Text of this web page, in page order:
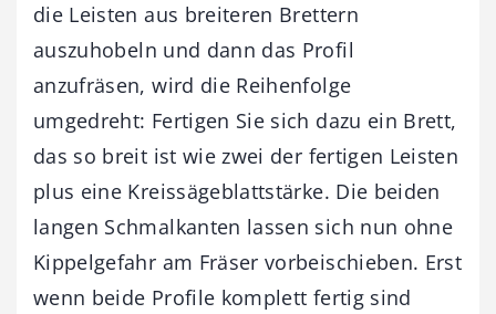
die Leisten aus breiteren Brettern
auszuhobeln und dann das Profil
anzufräsen, wird die Reihenfolge
umgedreht: Fertigen Sie sich dazu ein Brett,
das so breit ist wie zwei der fertigen Leisten
plus eine Kreissägeblattstärke. Die beiden
langen Schmalkanten lassen sich nun ohne
Kippelgefahr am Fräser vorbeischieben. Erst
wenn beide Profile komplett fertig sind